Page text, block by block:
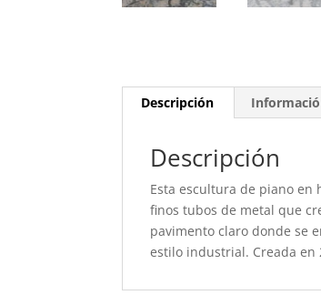
Descripción
Descripción
Esta escultura de piano
finos tubos de metal que
pavimento claro donde se
estilo industrial. Creada en